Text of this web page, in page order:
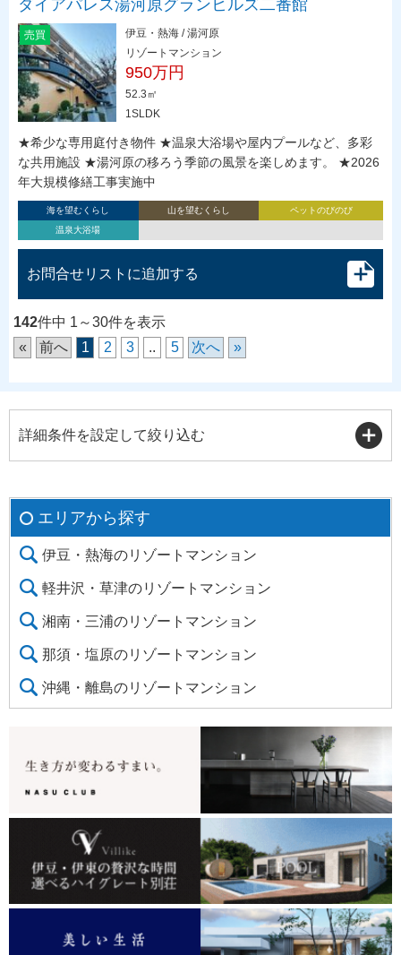
ダイアパレス湯河原グランヒルズ二番館
売買
伊豆・熱海 / 湯河原
リゾートマンション
950万円
52.3㎡
1SLDK
★希少な専用庭付き物件 ★温泉大浴場や屋内プールなど、多彩
な共用施設 ★湯河原の移ろう季節の風景を楽しめます。 ★2026
年大規模修繕工事実施中
海を望むくらし 山を望むくらし
ペットのびのび
温泉大浴場
お問合せリストに追加する
142件中 1～30件を表示
«
前へ 1 2 3 .. 5 次へ »
詳細条件を設定して絞り込む
エリアから探す
伊豆・熱海のリゾートマンション
軽井沢・草津のリゾートマンション
湘南・三浦のリゾートマンション
那須・塩原のリゾートマンション
沖縄・離島のリゾートマンション